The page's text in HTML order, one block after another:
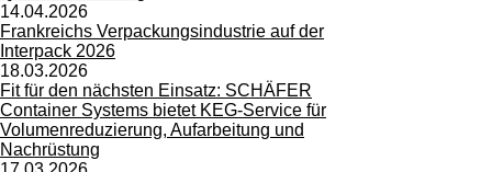
14.04.2026
Frankreichs Verpackungsindustrie auf der
Interpack 2026
18.03.2026
Fit für den nächsten Einsatz: SCHÄFER
Container Systems bietet KEG-Service für
Volumenreduzierung, Aufarbeitung und
Nachrüstung